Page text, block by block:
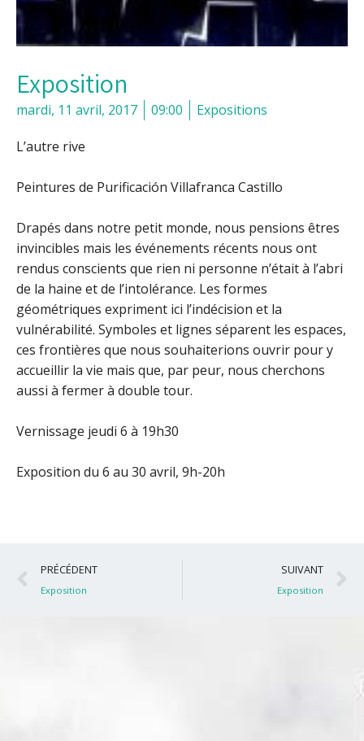
Exposition
mardi, 11 avril, 2017 09:00 Expositions
L’autre rive
Peintures de Purificación Villafranca Castillo
Drapés dans notre petit monde, nous pensions êtres
invincibles mais les événements récents nous ont
rendus conscients que rien ni personne n’était à l’abri
de la haine et de l’intolérance. Les formes
géométriques expriment ici l’indécision et la
vulnérabilité. Symboles et lignes séparent les espaces,
ces frontières que nous souhaiterions ouvrir pour y
accueillir la vie mais que, par peur, nous cherchons
aussi à fermer à double tour.
Vernissage jeudi 6 à 19h30
Exposition du 6 au 30 avril, 9h-20h
Précédent
PRÉCÉDENT
Exposition
SUIVANT
Exposition